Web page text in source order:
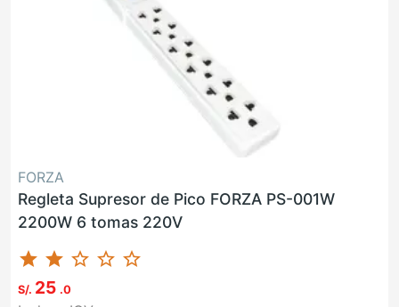
FORZA
Regleta Supresor de Pico FORZA PS-001W
2200W 6 tomas 220V
star star star_border star_border star_border
S/. 25 .0